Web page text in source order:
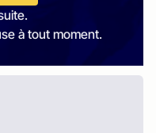
à tout moment.